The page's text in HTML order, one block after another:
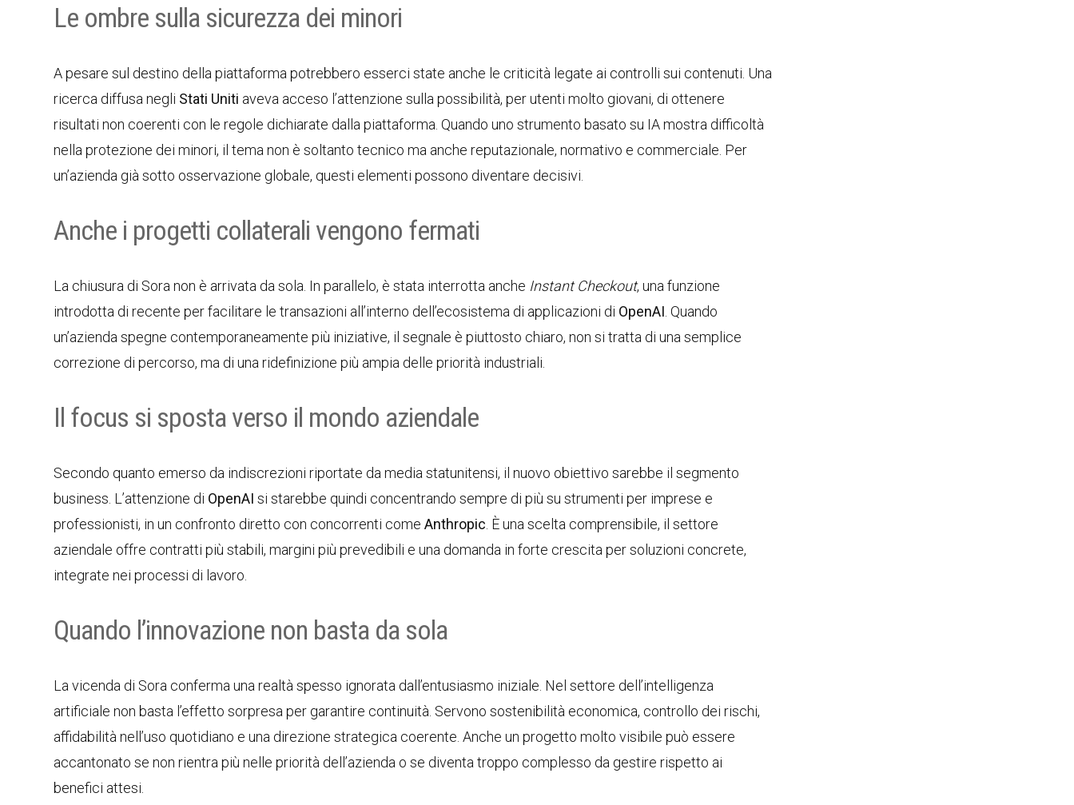
Le ombre sulla sicurezza dei minori
A pesare sul destino della piattaforma potrebbero esserci state anche le criticità legate ai controlli sui contenuti. Una
ricerca diffusa negli Stati Uniti aveva acceso l’attenzione sulla possibilità, per utenti molto giovani, di ottenere
risultati non coerenti con le regole dichiarate dalla piattaforma. Quando uno strumento basato su IA mostra difficoltà
nella protezione dei minori, il tema non è soltanto tecnico ma anche reputazionale, normativo e commerciale. Per
un’azienda già sotto osservazione globale, questi elementi possono diventare decisivi.
Anche i progetti collaterali vengono fermati
La chiusura di Sora non è arrivata da sola. In parallelo, è stata interrotta anche Instant Checkout, una funzione
introdotta di recente per facilitare le transazioni all’interno dell’ecosistema di applicazioni di OpenAI . Quando
un’azienda spegne contemporaneamente più iniziative, il segnale è piuttosto chiaro, non si tratta di una semplice
correzione di percorso, ma di una ridefinizione più ampia delle priorità industriali.
Il focus si sposta verso il mondo aziendale
Secondo quanto emerso da indiscrezioni riportate da media statunitensi, il nuovo obiettivo sarebbe il segmento
business. L’attenzione di OpenAI si starebbe quindi concentrando sempre di più su strumenti per imprese e
professionisti, in un confronto diretto con concorrenti comeAnthropic . È una scelta comprensibile, il settore
aziendale offre contratti più stabili, margini più prevedibili e una domanda in forte crescita per soluzioni concrete,
integrate nei processi di lavoro.
Quando l’innovazione non basta da sola
La vicenda di Sora conferma una realtà spesso ignorata dall’entusiasmo iniziale. Nel settore dell’intelligenza
artificiale non basta l’effetto sorpresa per garantire continuità. Servono sostenibilità economica, controllo dei rischi,
affidabilità nell’uso quotidiano e una direzione strategica coerente. Anche un progetto molto visibile può essere
accantonato se non rientra più nelle priorità dell’azienda o se diventa troppo complesso da gestire rispetto ai
benefici attesi.